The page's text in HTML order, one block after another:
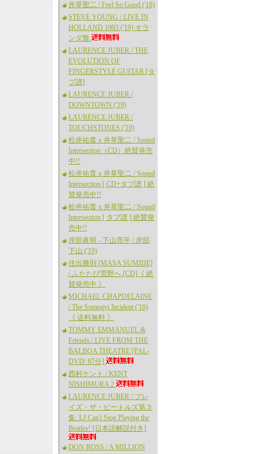
井草聖二 / Feel So Good ('18)
STEVE YOUNG / LIVE IN
HOLLAND 1993 ('19) オラ
ンダ盤
LAURENCE JUBER / THE
EVOLUTION OF
FINGERSTYLE GUITAR [タ
ブ譜]
LAURENCE JUBER /
DOWNTOWN ('19)
LAURENCE JUBER /
TOUCHSTONES ('19)
松井祐貴 x 井草聖二 / Sound
Intersection（CD）絶賛発売
中!!
松井祐貴 x 井草聖二 / Sound
Intersection [ CD+タブ譜 ] 絶
賛発売中!!
松井祐貴 x 井草聖二 / Sound
Intersection [ タブ譜 ] 絶賛発
売中!!
岸部眞明 - 下山亮平 / 岸部
下山 ('19)
住出勝則 [MASA SUMIDE]
/ ふたたび荒野へ [CD]《 絶
賛発売中 》
MICHAEL CHAPDELAINE
/ The Somogyi Incident ('16)
《 送料無料 》
TOMMY EMMANUEL &
Friends / LIVE FROM THE
BALBOA THEATRE [PAL-
DVD/ 87分]
西村ケント / KENT
NISHIMURA 2
LAURENCE JUBER / プレ
イズ・ザ・ビートルズ第３
集: LJ Can't Stop Playing the
Beatles! [日本語解説付き]
DON ROSS / A MILLION